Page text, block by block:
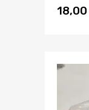
18,00